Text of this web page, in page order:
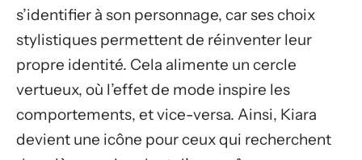
s’identifier à son personnage, car ses choix
stylistiques permettent de réinventer leur
propre identité. Cela alimente un cercle
vertueux, où l’effet de mode inspire les
comportements, et vice-versa. Ainsi, Kiara
devient une icône pour ceux qui recherchent